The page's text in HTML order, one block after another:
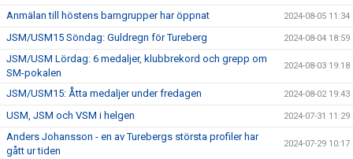
Anmälan till höstens barngrupper har öppnat 2024-08-05 11:34
JSM/USM15 Söndag: Guldregn för Tureberg 2024-08-04 18:59
JSM/USM Lördag: 6 medaljer, klubbrekord och grepp om
SM-pokalen
2024-08-03 19:18
JSM/USM15: Åtta medaljer under fredagen 2024-08-02 19:43
USM, JSM och VSM i helgen 2024-07-31 11:29
Anders Johansson - en av Turebergs största profiler har
gått ur tiden
2024-07-29 10:17